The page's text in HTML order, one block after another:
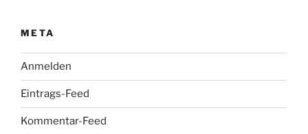
META
Anmelden
Eintrags-Feed
Kommentar-Feed